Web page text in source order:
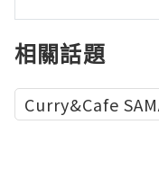
相關話題
Curry&Cafe